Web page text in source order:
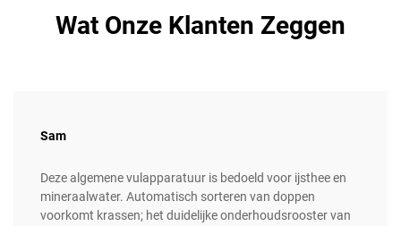
Wat Onze Klanten Zeggen
Sam
Deze algemene vulapparatuur is bedoeld voor ijsthee en
mineraalwater. Automatisch sorteren van doppen
voorkomt krassen; het duidelijke onderhoudsrooster van